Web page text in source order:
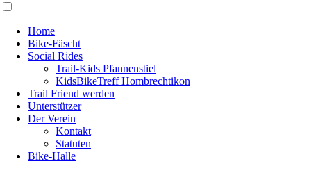
Home
Bike-Fäscht
Social Rides
Trail-Kids Pfannenstiel
KidsBikeTreff Hombrechtikon
Trail Friend werden
Unterstützer
Der Verein
Kontakt
Statuten
Bike-Halle